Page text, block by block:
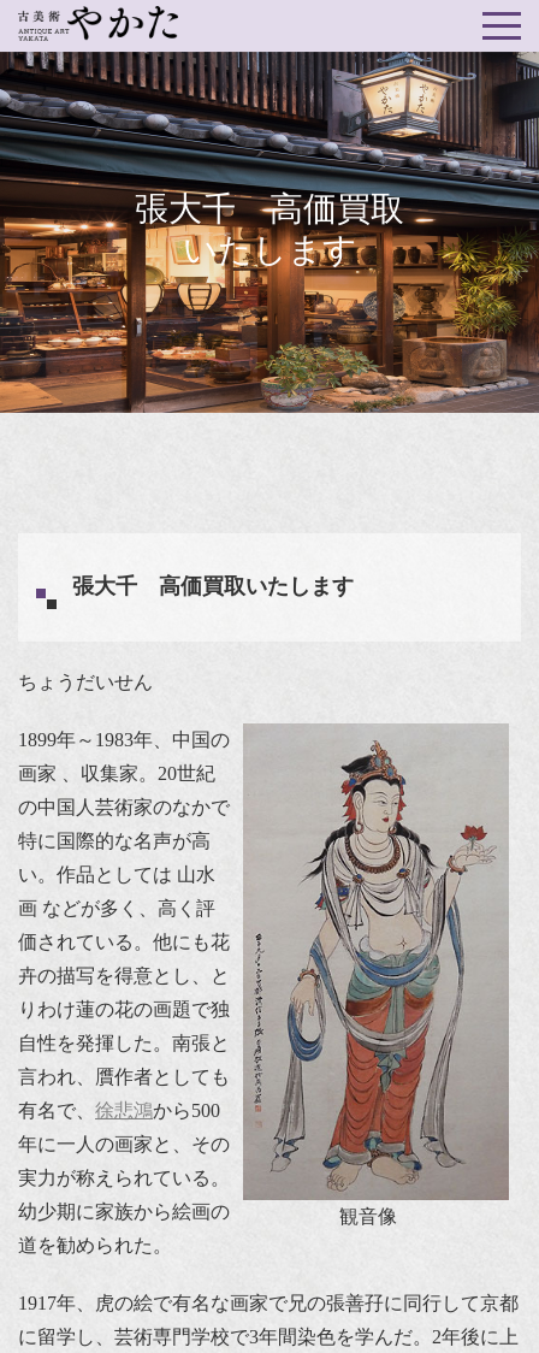
張大千 高価買取
いたします
張大千 高価買取いたします
ちょうだいせん
観音像
1899年～1983年、中国の
画家 、収集家。20世紀
の中国人芸術家のなかで
特に国際的な名声が高
い。作品としては 山水
画 などが多く、高く評
価されている。他にも花
卉の描写を得意とし、と
りわけ蓮の花の画題で独
自性を発揮した。南張と
言われ、贋作者としても
有名で、 徐悲鴻から500
年に一人の画家と、その
実力が称えられている。
幼少期に家族から絵画の
道を勧められた。
1917年、虎の絵で有名な画家で兄の張善孖に同行して京都
に留学し、芸術専門学校で3年間染色を学んだ。2年後に上